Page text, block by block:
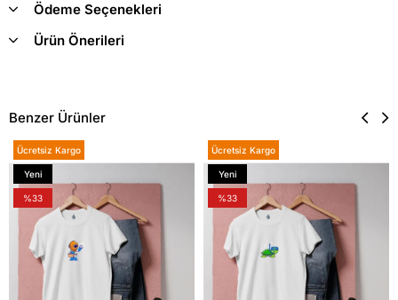
Ödeme Seçenekleri
Ürün Önerileri
Benzer Ürünler
Ücretsiz Kargo
Yeni
Ürün
%33
Ücretsiz Kargo
Yeni
Ürün
%33